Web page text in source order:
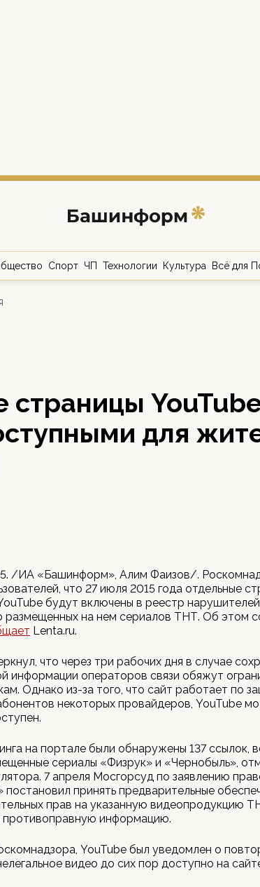
Спорт ЧП Технологии Культура Всё для
страницы
для
/ИА «Башинформ», Алим Фаизов/.
что 27 июля 2015 года отдельные
будут включены в реестр
размещенных на нем сериалов ТНТ. Об этом
Lenta.ru.
что через три рабочих дня в случае
информации операторов связи обяжут
Однако из-за того, что сайт работает по
некоторых провайдеров, YouTube
на портале были обнаружены 137 ссылок,
сериалы «Физрук» и «Чернобыль»,
7 апреля Мосгорсуд по заявлению
принять предварительные
прав на указанную видеопродукцию
противоправную информацию.
YouTube был уведомлен о
видео до сих пор доступно на